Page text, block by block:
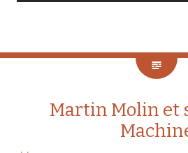
Martin Molin et